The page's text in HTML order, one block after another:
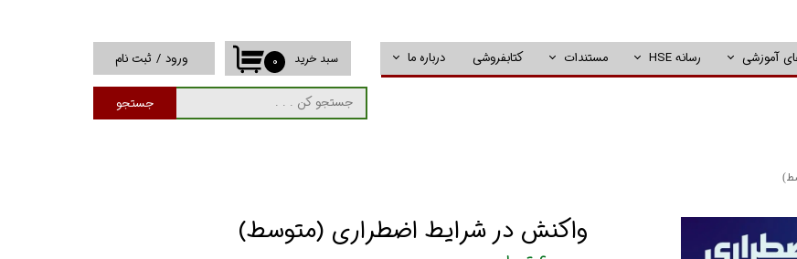
آموزشی رسانه HSE مستندات کتابفروشی درباره ما
جستجو
۰ سبد خرید ورود / ثبت نام
حساب کاربری من
تغییر گذر واژه
واکنش در شرایط اضطراری (متوسط)